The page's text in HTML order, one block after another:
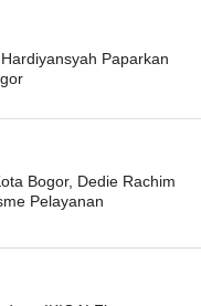
Paparkan
Bogor, Dedie Rachim
Pelayanan